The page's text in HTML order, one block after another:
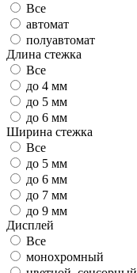
Все
автомат
полуавтомат
Длина стежка
Все
до 4 мм
до 5 мм
до 6 мм
Ширина стежка
Все
до 5 мм
до 6 мм
до 7 мм
до 9 мм
Дисплей
Все
монохромный